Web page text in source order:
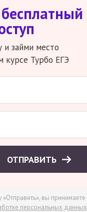
и займи место
курсе Турбо ЕГЭ
ОТПРАВИТЬ
вы принимаете
персональных данных